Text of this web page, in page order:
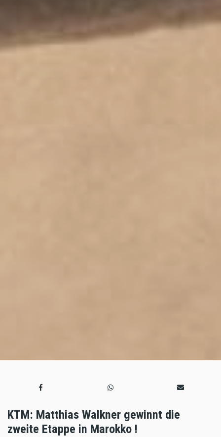
KTM: Matthias Walkner gewinnt die
zweite Etappe in Marokko !